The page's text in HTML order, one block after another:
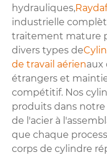
hydrauliques,
industrielle
traitement mature
divers types de
de travail aérienaux
étrangers et
compétitif. Nos
produits dans
de l'acier à
que chaque
corps de cylindre